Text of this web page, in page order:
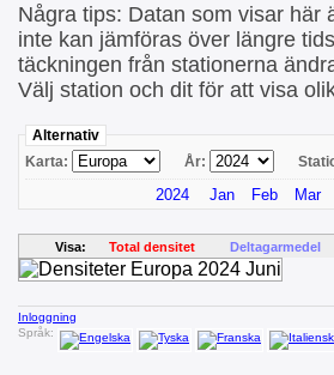
Några tips: Datan som visar här
inte kan jämföras över längre
täckningen från stationerna
Välj station och dit för att visa
Alternativ
Karta:
År:
2024 Jan Feb Mar
Visa: Total densitet Deltagarmedel
Inloggning
Språk: